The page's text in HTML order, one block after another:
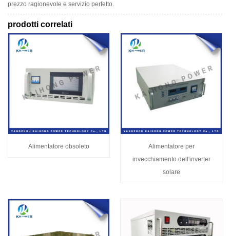
prezzo ragionevole e servizio perfetto.
prodotti correlati
Alimentatore obsoleto
Alimentatore per
invecchiamento dell'inverter
solare